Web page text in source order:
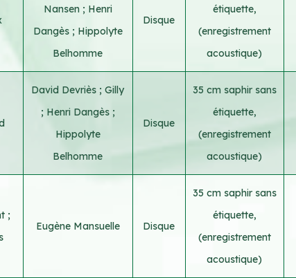
Nansen ; Henri
Dangès ; Hippolyte
Belhomme
Disque
étiquette,
(enregistrement
acoustique)
David Devriès ;Gilly
; Henri Dangès ;
Hippolyte
Belhomme
Disque
35 cm saphir sans
étiquette,
(enregistrement
acoustique)
;
Eugène Mansuelle Disque
35 cm saphir sans
étiquette,
(enregistrement
acoustique)